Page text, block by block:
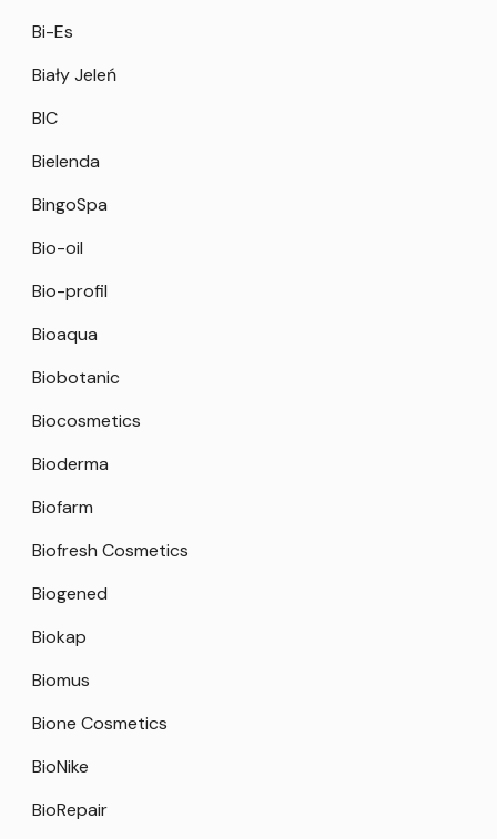
Bi-Es
Biały Jeleń
BIC
Bielenda
BingoSpa
Bio-oil
Bio-profil
Bioaqua
Biobotanic
Biocosmetics
Bioderma
Biofarm
Biofresh Cosmetics
Biogened
Biokap
Biomus
Bione Cosmetics
BioNike
BioRepair